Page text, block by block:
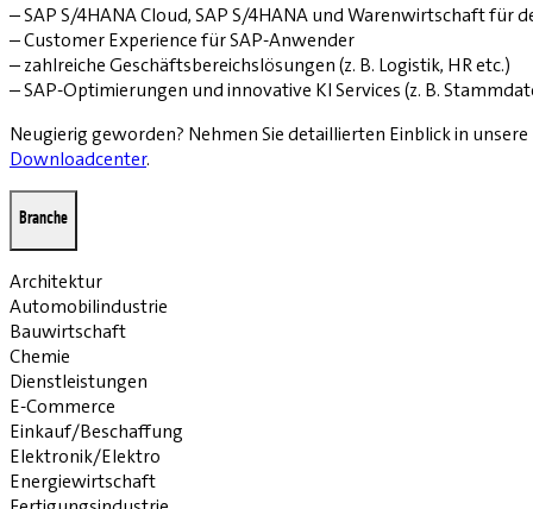
– SAP S/4HANA Cloud, SAP S/4HANA und Warenwirtschaft für
– Customer Experience für SAP-Anwender
– zahlreiche Geschäftsbereichslösungen (z. B. Logistik, HR etc.)
– SAP-Optimierungen und innovative KI Services (z. B.
Neugierig geworden? Nehmen Sie detaillierten Einblick in
Downloadcenter.
Branche
Architektur
Automobilindustrie
Bauwirtschaft
Chemie
Dienstleistungen
E-Commerce
Einkauf/Beschaffung
Elektronik/Elektro
Energiewirtschaft